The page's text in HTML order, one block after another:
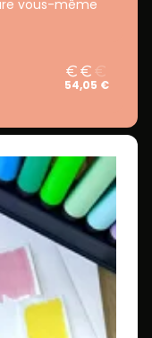
vous-même
54,05 €